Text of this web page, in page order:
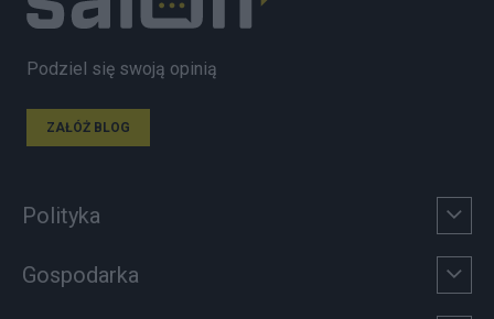
Podziel się swoją opinią
ZAŁÓŻ BLOG
Polityka
Gospodarka